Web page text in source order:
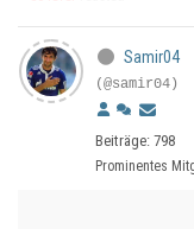
Samir04
(@samir04)
Beiträge: 798
Prominentes